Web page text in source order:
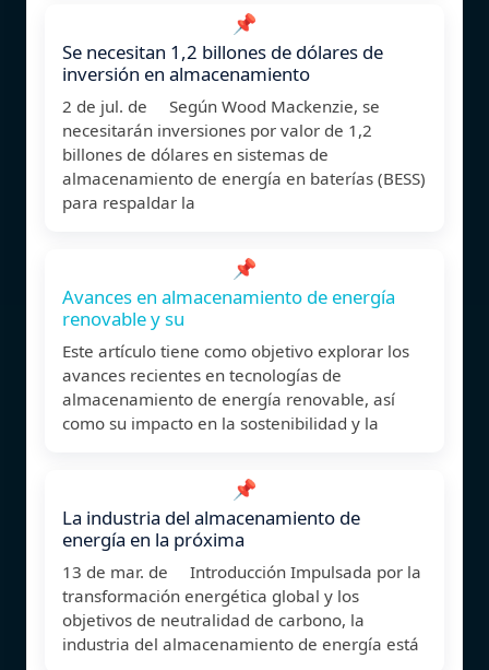
📌
Se necesitan 1,2 billones de dólares de
inversión en almacenamiento
2 de jul. de Según Wood Mackenzie, se
necesitarán inversiones por valor de 1,2
billones de dólares en sistemas de
almacenamiento de energía en baterías (BESS)
para respaldar la
📌
Avances en almacenamiento de energía
renovable y su
Este artículo tiene como objetivo explorar los
avances recientes en tecnologías de
almacenamiento de energía renovable, así
como su impacto en la sostenibilidad y la
📌
La industria del almacenamiento de
energía en la próxima
13 de mar. de Introducción Impulsada por la
transformación energética global y los
objetivos de neutralidad de carbono, la
industria del almacenamiento de energía está